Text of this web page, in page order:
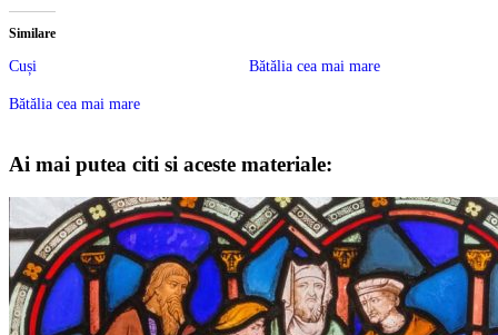
Similare
Cuși Bătălia cea mai mare
Bătălia cea mai mare
Ai mai putea citi si aceste materiale: